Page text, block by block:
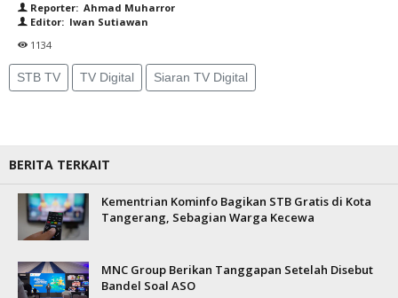
Reporter: Ahmad Muharror
Editor: Iwan Sutiawan
1134
STB TV TV Digital Siaran TV Digital
BERITA TERKAIT
Kementrian Kominfo Bagikan STB Gratis di Kota
Tangerang, Sebagian Warga Kecewa
MNC Group Berikan Tanggapan Setelah Disebut
Bandel Soal ASO